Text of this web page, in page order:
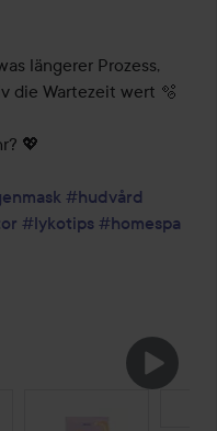
längerer Prozess,
die Wartezeit wert 🫧
💖
#hudvård
#lykotips #homespa